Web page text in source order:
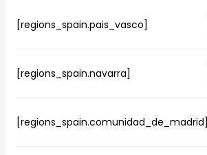
[regions_spain.pais_vasco]
[regions_spain.navarra]
[regions_spain.comunidad_de_madrid]